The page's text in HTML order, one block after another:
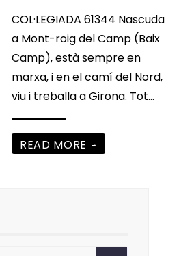
COL·LEGIADA 61344 Nascuda
a Mont-roig del Camp (Baix
Camp), està sempre en
marxa, i en el camí del Nord,
viu i treballa a Girona. Tot...
READ MORE →